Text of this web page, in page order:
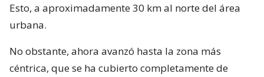
Esto, a aproximadamente 30 km al norte del área
urbana.
No obstante, ahora avanzó hasta la zona más
céntrica, que se ha cubierto completamente de